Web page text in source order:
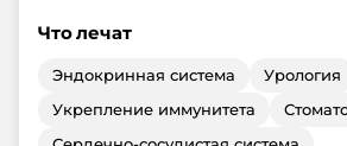
Что лечат
Эндокринная система
Урология
Укрепление иммунитета